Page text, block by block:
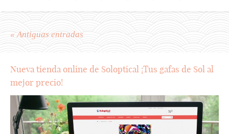
« Antiguas entradas
Nueva tienda online de Soloptical ¡Tus gafas de Sol al
mejor precio!